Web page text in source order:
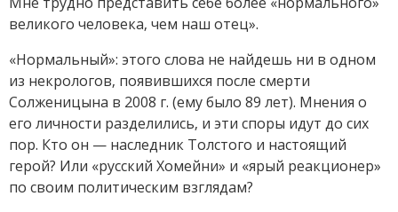
великого человека, чем наш отец».
«Нормальный»: этого слова не найдешь ни в одном
из некрологов, появившихся после смерти
Солженицына в 2008 г. (ему было 89 лет). Мнения о
его личности разделились, и эти споры идут до сих
пор. Кто он — наследник Толстого и настоящий
герой? Или «русский Хомейни» и «ярый реакционер»
по своим политическим взглядам?